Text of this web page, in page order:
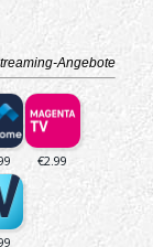
Angebote